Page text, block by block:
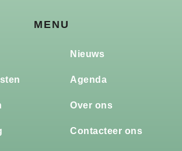
MENU
Nieuws
Agenda
Over ons
Contacteer ons